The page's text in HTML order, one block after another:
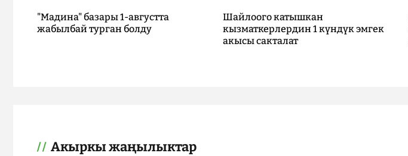
"Мадина" базары 1-августта
жабылбай турган болду
Шайлоого катышкан
кызматкерлердин 1 күндүк эмгек
акысы сакталат
Акыркы жаңылыктар